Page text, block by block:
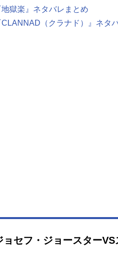
獄楽』ネタバレまとめ
（クラナド）』ネタ
ョセフ・ジョースターVS